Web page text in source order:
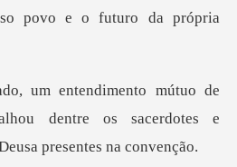
dentre os sacerdotes e